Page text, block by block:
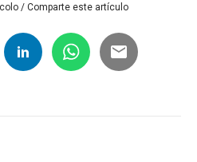
/ Comparte este artículo